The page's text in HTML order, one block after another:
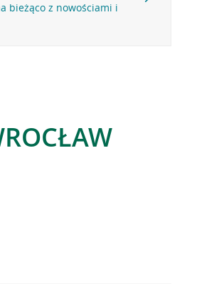
bieżąco z nowościami i